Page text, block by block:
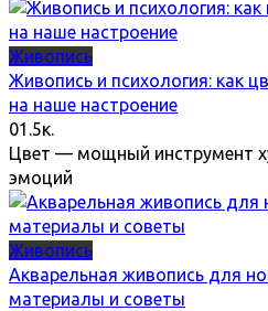
Живопись
Живопись и психология: как
на наше настроение
01.5к.
Цвет — мощный инструмент
эмоций
Живопись
Акварельная живопись для
материалы и советы